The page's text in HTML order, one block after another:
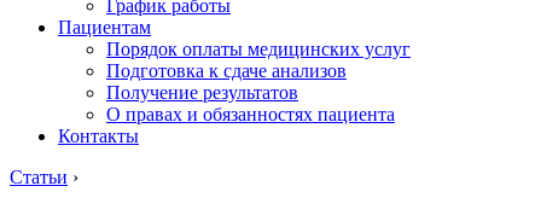
График работы
Пациентам
Порядок оплаты медицинских услуг
Подготовка к сдаче анализов
Получение результатов
О правах и обязанностях пациента
Контакты
Статьи ›